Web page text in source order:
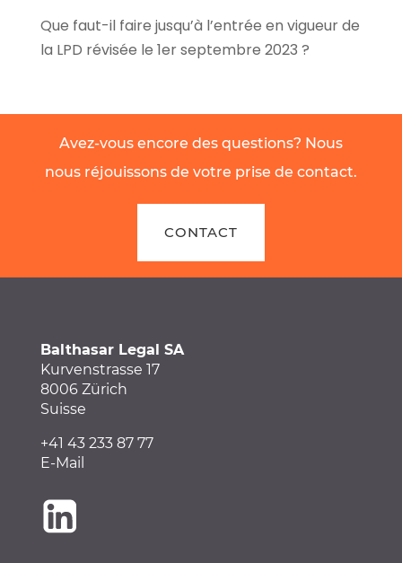
Que faut-il faire jusqu’à l’entrée en vigueur de
la LPD révisée le 1er septembre 2023 ?
Avez-vous encore des questions? Nous
nous réjouissons de votre prise de contact.
CONTACT
Balthasar Legal SA
Kurvenstrasse 17
8006 Zürich
Suisse
+41 43 233 87 77
E-Mail